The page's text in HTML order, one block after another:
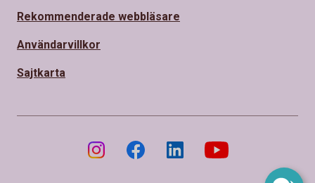
Rekommenderade webbläsare
Användarvillkor
Sajtkarta